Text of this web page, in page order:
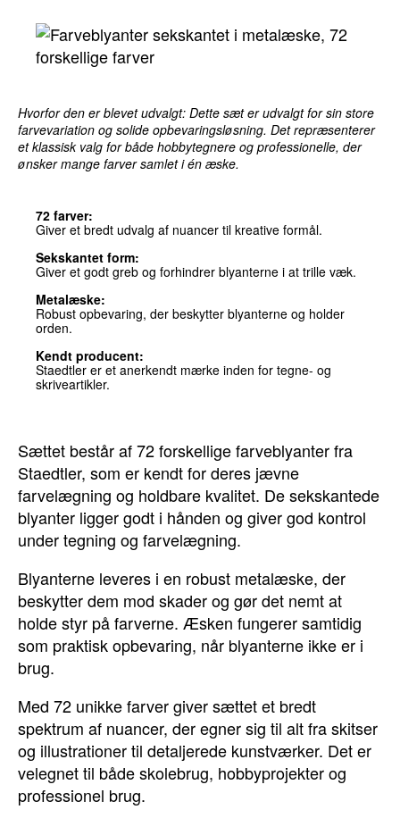
Hvorfor den er blevet udvalgt: Dette sæt er udvalgt for sin store
farvevariation og solide opbevaringsløsning. Det repræsenterer
et klassisk valg for både hobbytegnere og professionelle, der
ønsker mange farver samlet i én æske.
Sættet består af 72 forskellige farveblyanter fra
Staedtler, som er kendt for deres jævne
farvelægning og holdbare kvalitet. De sekskantede
blyanter ligger godt i hånden og giver god kontrol
under tegning og farvelægning.
Blyanterne leveres i en robust metalæske, der
beskytter dem mod skader og gør det nemt at
holde styr på farverne. Æsken fungerer samtidig
som praktisk opbevaring, når blyanterne ikke er i
brug.
Med 72 unikke farver giver sættet et bredt
spektrum af nuancer, der egner sig til alt fra skitser
og illustrationer til detaljerede kunstværker. Det er
velegnet til både skolebrug, hobbyprojekter og
professionel brug.
72 farver:
Giver et bredt udvalg af nuancer til kreative formål.
Sekskantet form:
Giver et godt greb og forhindrer blyanterne i at trille væk.
Metalæske:
Robust opbevaring, der beskytter blyanterne og holder
orden.
Kendt producent:
Staedtler er et anerkendt mærke inden for tegne- og
skriveartikler.